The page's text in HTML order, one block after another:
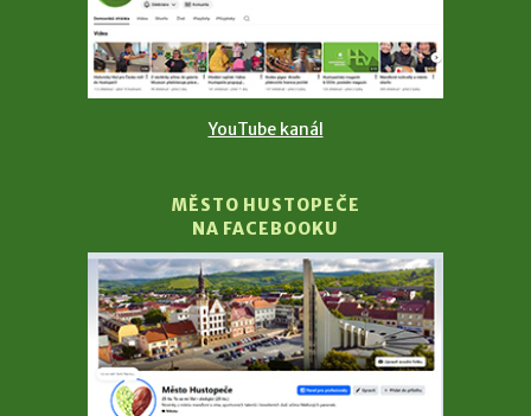
YouTube kanál
MĚSTO HUSTOPEČE
NA FACEBOOKU